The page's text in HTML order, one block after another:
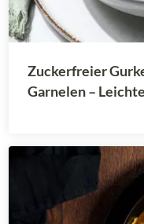
Zuckerfreier
Garnelen –